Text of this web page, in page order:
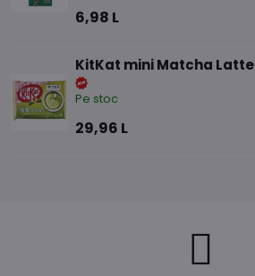
6,98 L
KitKat mini Matcha Latte
Pe stoc
29,96 L